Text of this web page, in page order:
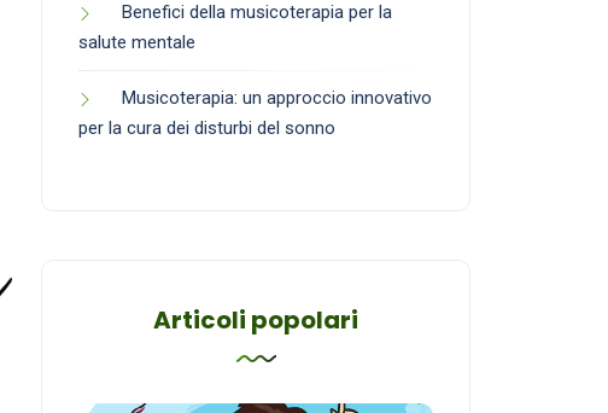
Benefici della musicoterapia per la
salute mentale
Musicoterapia: un approccio innovativo
per la cura dei disturbi del sonno
Articoli popolari